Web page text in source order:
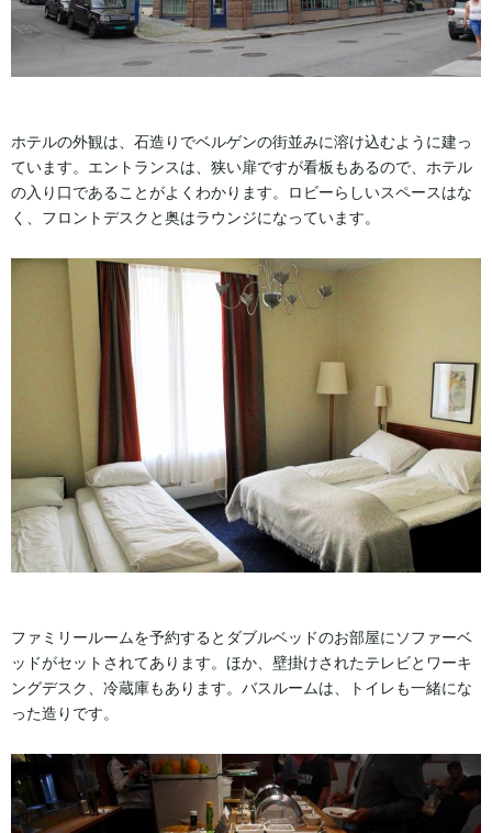
ホテルの外観は、石造りでベルゲンの街並みに溶け込むように建っ
ています。エントランスは、狭い扉ですが看板もあるので、ホテル
の入り口であることがよくわかります。ロビーらしいスペースはな
く、フロントデスクと奥はラウンジになっています。
ファミリールームを予約するとダブルベッドのお部屋にソファーベ
ッドがセットされてあります。ほか、壁掛けされたテレビとワーキ
ングデスク、冷蔵庫もあります。バスルームは、トイレも一緒にな
った造りです。